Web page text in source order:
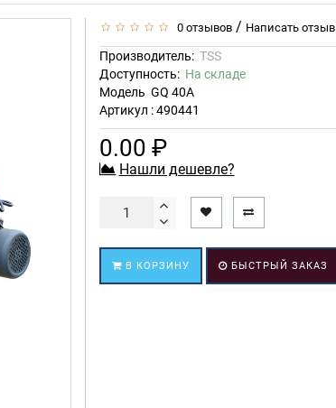
0 отзывов / Написать отзыв
Производитель: TSS
Доступность: На складе
Модель GQ 40A
Артикул : 490441
0.00 ₽
Нашли дешевле?
В КОРЗИНУ БЫСТРЫЙ ЗАКАЗ